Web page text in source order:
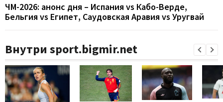
ЧМ-2026: анонс дня – Испания vs Кабо-Верде,
Бельгия vs Египет, Саудовская Аравия vs Уругвай
Внутри sport.bigmir.net